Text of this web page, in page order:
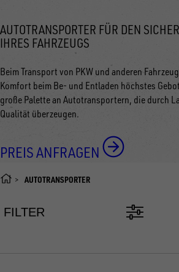
AUTOTRANSPORTER FÜR DEN
IHRES FAHRZEUGS
Beim Transport von PKW und anderen
Komfort beim Be- und Entladen höchstes
große Palette an Autotransportern, die durch
Qualität überzeugen.
PREIS ANFRAGEN
AUTOTRANSPORTER
FILTER